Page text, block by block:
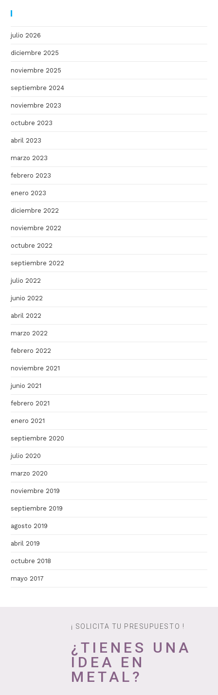
julio 2026
diciembre 2025
noviembre 2025
septiembre 2024
noviembre 2023
octubre 2023
abril 2023
marzo 2023
febrero 2023
enero 2023
diciembre 2022
noviembre 2022
octubre 2022
septiembre 2022
julio 2022
junio 2022
abril 2022
marzo 2022
febrero 2022
noviembre 2021
junio 2021
febrero 2021
enero 2021
septiembre 2020
julio 2020
marzo 2020
noviembre 2019
septiembre 2019
agosto 2019
abril 2019
octubre 2018
mayo 2017
¡ SOLICITA TU PRESUPUESTO !
¿TIENES UNA
IDEA EN
METAL?